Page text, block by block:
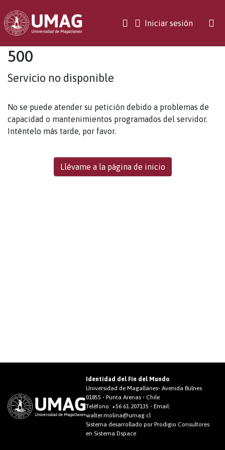
Iniciar sesión(current)
500
Servicio no disponible
No se puede atender su petición debido a problemas de
capacidad o mantenimientos programados del servidor.
Inténtelo más tarde, por favor.
Llévame a la página de inicio
Identidad del Fin del Mundo
Universidad de Magallanes• Avenida Bulnes
01855 • Punta Arenas • Chile
Teléfono:+56 61 207135 • Email:
walter.molina@umag.cl
Sistema desarrollado por Prodigio Consultores
en Sistema Dspace